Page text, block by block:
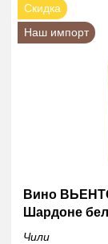
Скидка
Наш импорт
Вино
Шардоне
Чили